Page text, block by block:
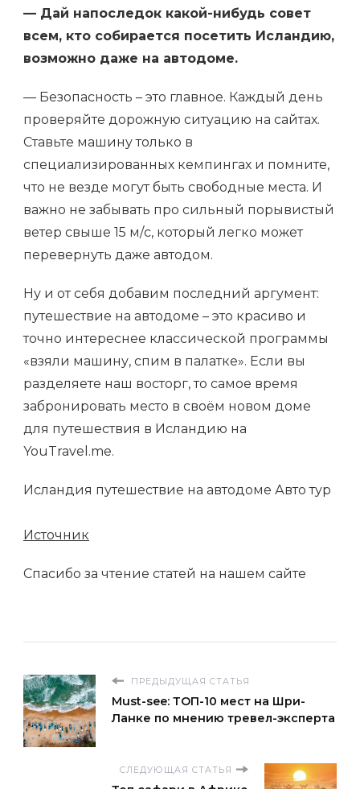
— Дай напоследок какой-нибудь совет
всем, кто собирается посетить Исландию,
возможно даже на автодоме.
— Безопасность – это главное. Каждый день
проверяйте дорожную ситуацию на сайтах.
Ставьте машину только в
специализированных кемпингах и помните,
что не везде могут быть свободные места. И
важно не забывать про сильный порывистый
ветер свыше 15 м/с, который легко может
перевернуть даже автодом.
Ну и от себя добавим последний аргумент:
путешествие на автодоме – это красиво и
точно интереснее классической программы
«взяли машину, спим в палатке». Если вы
разделяете наш восторг, то самое время
забронировать место в своём новом доме
для путешествия в Исландию на
YouTravel.me.
Исландия путешествие на автодоме Авто тур
Источник
Спасибо за чтение статей на нашем сайте
ПРЕДЫДУЩАЯ СТАТЬЯ
Must-see: ТОП-10 мест на Шри-
Ланке по мнению тревел-эксперта
СЛЕДУЮЩАЯ СТАТЬЯ